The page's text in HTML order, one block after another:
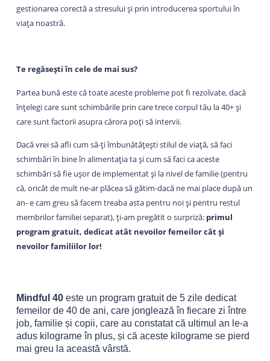
gestionarea corectă a stresului și prin introducerea sportului în
viața noastră.
Te regăsești în cele de mai sus?
Partea bună este că toate aceste probleme pot fi rezolvate, dacă
înțelegi care sunt schimbările prin care trece corpul tău la 40+ și
care sunt factorii asupra cărora poți să intervii.
Dacă vrei să aflicum să-ți îmbunătățești stilul de viață, să faci
schimbări în bine în alimentația ta și cum să faci ca aceste
schimbări să fie ușor de implementat și la nivel de familie (pentru
că, oricât de mult ne-ar plăcea să gătim-dacă ne mai place după un
an- e cam greu să facem treaba asta pentru noi și pentru restul
membrilor familiei separat), ți-am pregătit o surpriză: primul
program gratuit, dedicat atât nevoilor femeilor cât și
nevoilor familiilor lor!
Mindful 40este un program gratuit de 5 zile dedicat
femeilor de 40 de ani, care jonglează în fiecare zi între
job, familie și copii, care au constatat că ultimul an le-a
adus kilograme în plus, și că aceste kilograme se pierd
mai greu la această vârstă.